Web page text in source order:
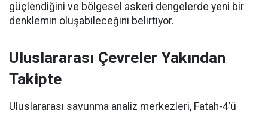
güçlendiğini ve bölgesel askeri dengelerde yeni bir
denklemin oluşabileceğini belirtiyor.
Uluslararası Çevreler Yakından
Takipte
Uluslararası savunma analiz merkezleri, Fatah-4’ü